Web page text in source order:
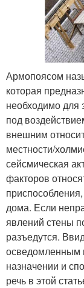
Армопоясом
которая
необходимо для
под
внешним
местности/
сейсмическая
факторов
дома. Если
явлений стены
разъедутся.
осведомленным
назначении и
речь в этой